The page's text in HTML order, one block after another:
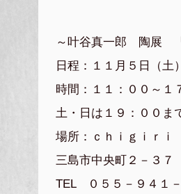
～叶谷真一郎 陶展
日程：１１月５日（土
時間：１１：００～１
土・日は１９：００ま
場所：ｃｈｉｇｉｒｉ
三島市中央町２－３７
TEL ０５５－９４１